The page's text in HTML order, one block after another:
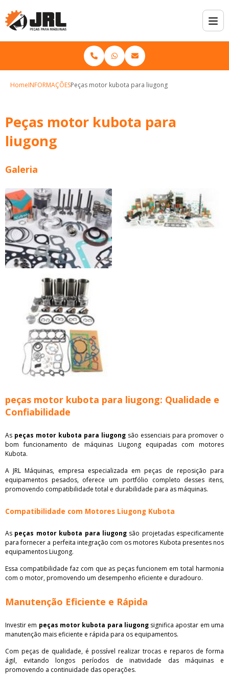
HomeINFORMAÇÕESPeças motor kubota para liugong
Peças motor kubota para
liugong
Galeria
peças motor kubota para liugong: Qualidade e
Confiabilidade
As peças motor kubota para liugong são essenciais para promover o
bom funcionamento de máquinas Liugong equipadas com motores
Kubota.
A JRL Máquinas, empresa especializada em peças de reposição para
equipamentos pesados, oferece um portfólio completo desses itens,
promovendo compatibilidade total e durabilidade para as máquinas.
Compatibilidade com Motores Liugong Kubota
As peças motor kubota para liugongsão projetadas especificamente
para fornecer a perfeita integração com os motores Kubota presentes nos
equipamentos Liugong.
Essa compatibilidade faz com que as peças funcionem em total harmonia
com o motor, promovendo um desempenho eficiente e duradouro.
Manutenção Eficiente e Rápida
Investir em peças motor kubota para liugongsignifica apostar em uma
manutenção mais eficiente e rápida para os equipamentos.
Com peças de qualidade, é possível realizar trocas e reparos de forma
ágil, evitando longos períodos de inatividade das máquinas e
promovendo a continuidade das operações.